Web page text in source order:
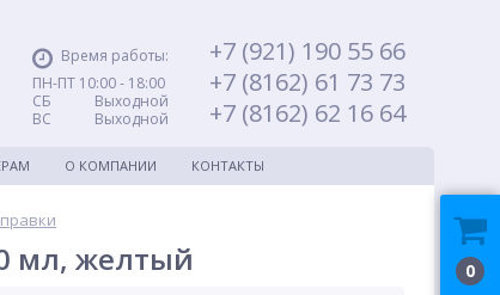
Время работы:
ПН-ПТ 10:00 - 18:00
СБ Выходной
ВС Выходной
+7 (921) 190 55 66
+7 (8162) 61 73 73
+7 (8162) 62 16 64
О КОМПАНИИ КОНТАКТЫ
мл, желтый 0